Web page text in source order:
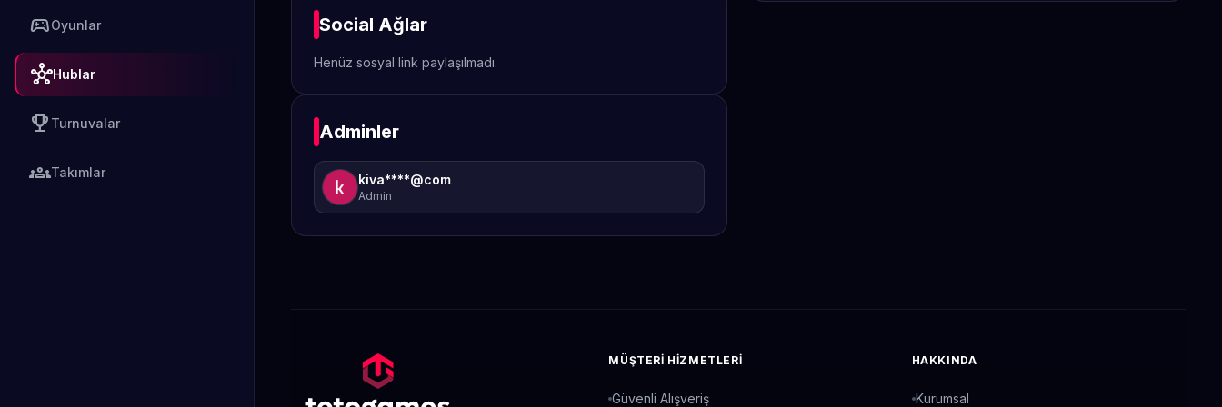
sports_esportsOyunlar
hubHublar
emoji_events Turnuvalar
groupsTakımlar
Social Ağlar
Henüz sosyal link paylaşılmadı.
Adminler
kiva****@com
Admin
MÜŞTERI HIZMETLERI
Güvenli Alışveriş
HAKKINDA
Kurumsal